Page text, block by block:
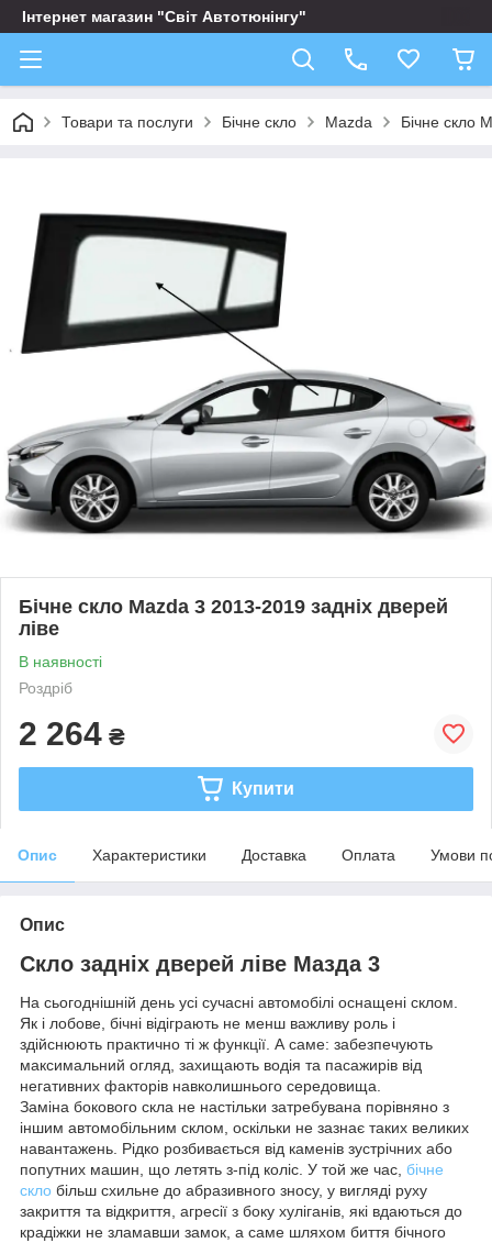
Інтернет магазин "Світ Автотюнінгу"
Товари та послуги Бічне скло Mazda Бічне скло
Бічне скло Mazda 3 2013-2019 задніх дверей
ліве
В наявності
Роздріб
2 264 ₴
Купити
Опис Характеристики Доставка Оплата Умови
Опис
Скло задніх дверей ліве Мазда 3
На сьогоднішній день усі сучасні автомобілі оснащені склом.
Як і лобове, бічні відіграють не менш важливу роль і
здійснюють практично ті ж функції. А саме: забезпечують
максимальний огляд, захищають водія та пасажирів від
негативних факторів навколишнього середовища.
Заміна бокового скла не настільки затребувана порівняно з
іншим автомобільним склом, оскільки не зазнає таких великих
навантажень. Рідко розбивається від каменів зустрічних або
попутних машин, що летять з-під коліс. У той же час, бічне
скло більш схильне до абразивного зносу, у вигляді руху
закриття та відкриття, агресії з боку хуліганів, які вдаються до
крадіжки не зламавши замок, а саме шляхом биття бічного